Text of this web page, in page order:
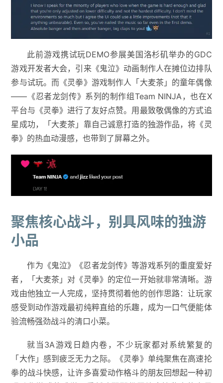
此前游戏携试玩DEMO参展美国洛杉矶举办的GDC
游戏开发者大会，引来《鬼泣》动画制作人在摊位边排队
参与试玩。而《灵拳》游戏制作人「大麦茶」的童年偶像
——《忍者龙剑传》系列的制作组Team NINJA，也在X
平台与《灵拳》进行了友好点赞。用最致敬偶像的方式追
星成功，「大麦茶」靠自己诚意打造的独游作品，将《灵
拳》的热血动漫感，也带到了屏幕之外。
聚焦核心战斗，别具风味的独游
小品
作为《鬼泣》《忍者龙剑传》等游戏系列的重度爱好
者，「大麦茶」对《灵拳》的定位一开始就非常清晰。游
戏由他独立一人完成，坚持贯彻着他的创作思路：让玩家
感受到动作游戏最初纯粹直给的乐趣，成为一口气便能体
验流畅强劲战斗的清口小菜。
就当3A游戏日趋内卷，不少玩家都对系统繁复的
「大作」感到疲乏无力之际。《灵拳》单纯聚焦在高速抡
拳的战斗快感，让许多喜爱动作格斗的朋友回想起一种初